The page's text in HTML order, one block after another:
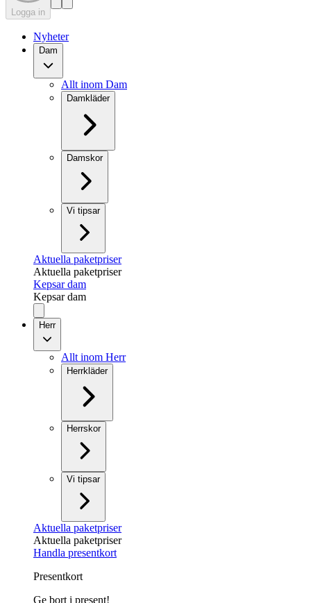
Logga in
Nyheter
Dam
Allt inom Dam
Damkläder
Damskor
Vi tipsar
Aktuella paketpriser
Aktuella paketpriser
Kepsar dam
Kepsar dam
Herr
Allt inom Herr
Herrkläder
Herrskor
Vi tipsar
Aktuella paketpriser
Aktuella paketpriser
Handla presentkort
Presentkort
Ge bort i present!